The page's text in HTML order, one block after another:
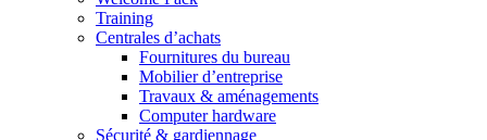
Training
Centrales d’achats
Fournitures du bureau
Mobilier d’entreprise
Travaux & aménagements
Computer hardware
Sécurité & gardiennage